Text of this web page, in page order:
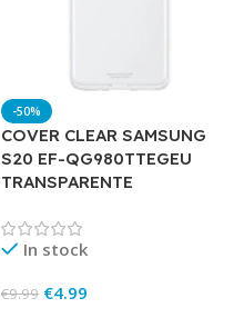
-50%
COVER CLEAR SAMSUNG
S20 EF-QG980TTEGEU
TRANSPARENTE
In stock
€9.99 €4.99